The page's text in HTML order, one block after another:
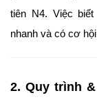
tiên N4. Việc
nhanh và có cơ
2. Quy trình